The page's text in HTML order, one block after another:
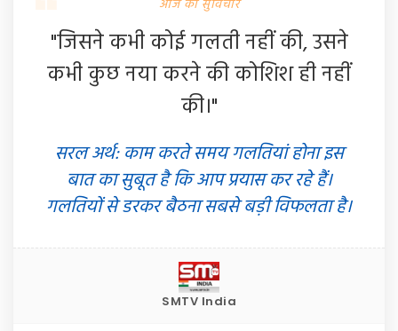
आज का सुविचार
"जिसने कभी कोई गलती नहीं की, उसने
कभी कुछ नया करने की कोशिश ही नहीं
की।"
सरल अर्थ: काम करते समय गलतियां होना इस
बात का सुबूत है कि आप प्रयास कर रहे हैं।
गलतियों से डरकर बैठना सबसे बड़ी विफलता है।
SMTV India